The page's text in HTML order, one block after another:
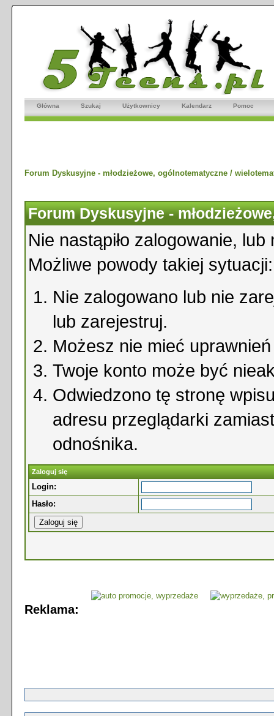
Główna Szukaj Użytkownicy Kalendarz Pomoc
Forum Dyskusyjne - młodzieżowe, ogólnotematyczne /
Forum Dyskusyjne -
Nie nastąpiło zalogowanie,
Możliwe powody takiej sytuacji:
Nie zalogowano lub nie
lub zarejestruj.
Możesz nie mieć
Twoje konto może być
Odwiedzono tę stronę
adresu przeglądarki
odnośnika.
Zaloguj się
Login:
Hasło:
Reklama: